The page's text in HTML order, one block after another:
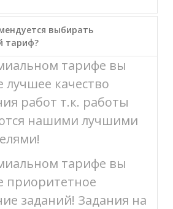
выбирать
тариф?
тарифе вы
лучшее качество
работ т.к. работы
нашими лучшими
тарифе вы
приоритетное
заданий! Задания на